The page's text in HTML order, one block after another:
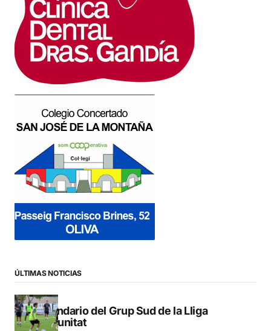
ÚLTIMAS NOTICIAS
Calendario del Grup Sud de la Lliga
Comunitat